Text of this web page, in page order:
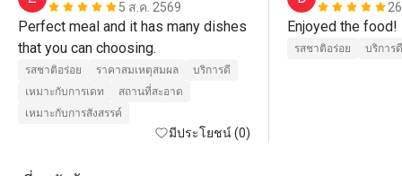
5 ส.ค. 2569
Perfect meal and it has many dishes
รสชาติอร่อย ราคาสมเหตุสมผล
บริการดี
เหมาะกับการเดท
สถานที่สะอาด
เหมาะกับการสังสรรค์
มีประโยชน์ (0)
Enjoyed the food!
รสชาติอร่อย บริการดี